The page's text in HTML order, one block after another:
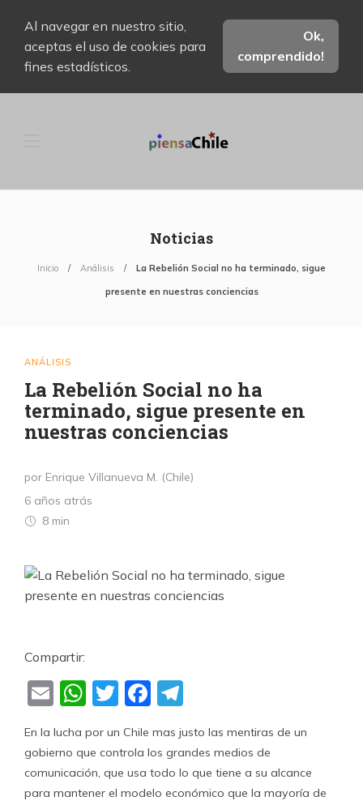
Al navegar en nuestro sitio,
aceptas el uso de cookies para
fines estadísticos.
Ok,
comprendido!
Noticias
Inicio Análisis La Rebelión Social no ha terminado, sigue
presente en nuestras conciencias
ANÁLISIS
La Rebelión Social no ha
terminado, sigue presente en
nuestras conciencias
por Enrique Villanueva M. (Chile)
6 años atrás
8 min
Compartir:
EmailWhatsApp
TwitterFacebook
En la lucha por un Chile mas justo las mentiras de un
gobierno que controla los grandes medios de
comunicación, que usa todo lo que tiene a su alcance
para mantener el modelo económico que la mayoría de